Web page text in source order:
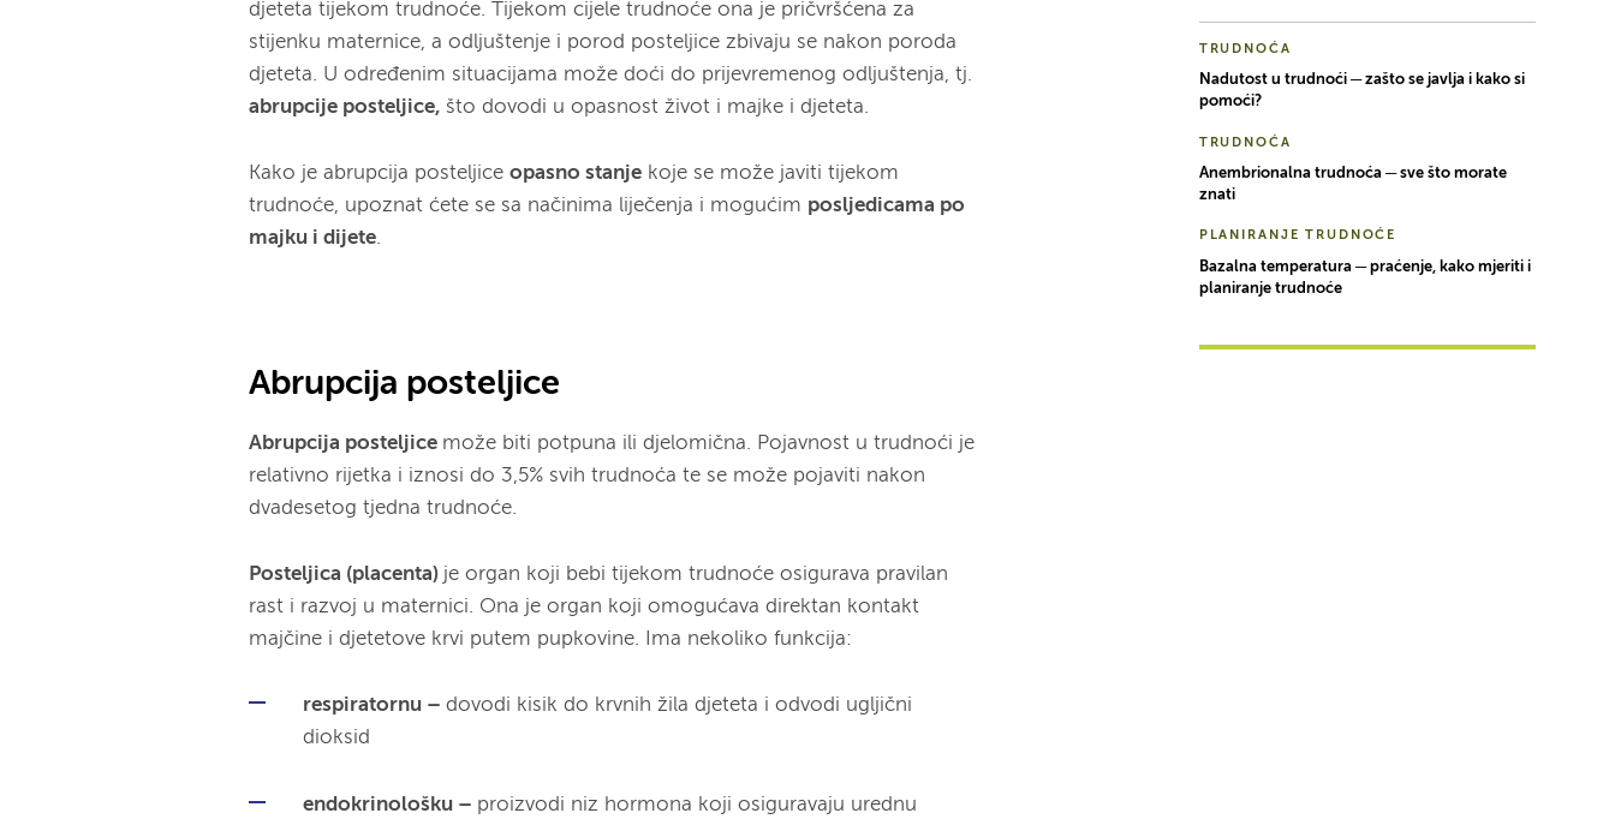
djeteta tijekom trudnoće. Tijekom cijele trudnoće ona je pričvršćena za
stijenku maternice, a odljuštenje i porod posteljice zbivaju se nakon poroda
djeteta. U određenim situacijama može doći do prijevremenog odljuštenja, tj.
abrupcije posteljice, što dovodi u opasnost život i majke i djeteta.
Kako je abrupcija posteljiceopasno stanje koje se može javiti tijekom
trudnoće, upoznat ćete se sa načinima liječenja i mogućim posljedicama po
majku i dijete.
Abrupcija posteljice
Abrupcija posteljice može biti potpuna ili djelomična. Pojavnost u trudnoći je
relativno rijetka i iznosi do 3,5% svih trudnoća te se može pojaviti nakon
dvadesetog tjedna trudnoće.
Posteljica (placenta) je organ koji bebi tijekom trudnoće osigurava pravilan
rast i razvoj u maternici. Ona je organ koji omogućava direktan kontakt
majčine i djetetove krvi putem pupkovine. Ima nekoliko funkcija:
respiratornu – dovodi kisik do krvnih žila djeteta i odvodi ugljični
dioksid
endokrinološku – proizvodi niz hormona koji osiguravaju urednu
TRUDNOĆA
Nadutost u trudnoći ─ zašto se javlja i kako si
pomoći?
TRUDNOĆA
Anembrionalna trudnoća ─ sve što morate
znati
PLANIRANJE TRUDNOĆE
Bazalna temperatura ─ praćenje, kako mjeriti i
planiranje trudnoće